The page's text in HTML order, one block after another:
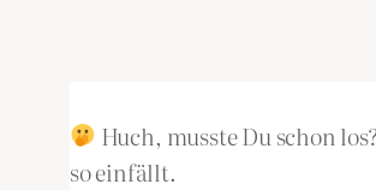
Huch, musste Du schon
so einfällt.